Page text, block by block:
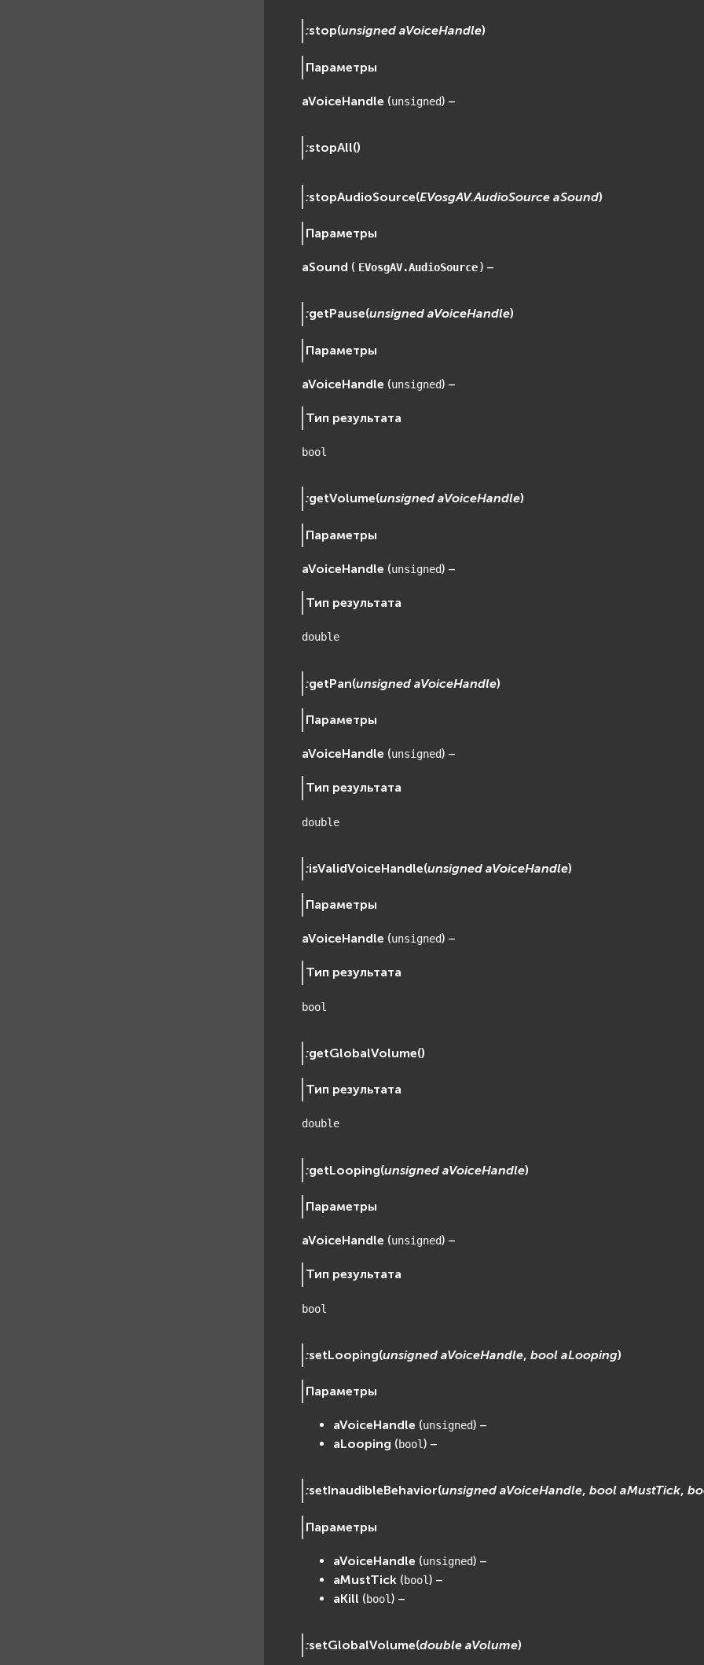
:stop(unsigned aVoiceHandle)
Параметры
aVoiceHandle (unsigned) –
:stopAll()
:stopAudioSource(EVosgAV.AudioSource aSound)
Параметры
aSound ( EVosgAV.AudioSource ) –
:getPause(unsigned aVoiceHandle)
Параметры
aVoiceHandle (unsigned) –
Тип результата
bool
:getVolume(unsigned aVoiceHandle)
Параметры
aVoiceHandle (unsigned) –
Тип результата
double
:getPan(unsigned aVoiceHandle)
Параметры
aVoiceHandle (unsigned) –
Тип результата
double
:isValidVoiceHandle(unsigned aVoiceHandle)
Параметры
aVoiceHandle (unsigned) –
Тип результата
bool
:getGlobalVolume()
Тип результата
double
:getLooping(unsigned aVoiceHandle)
Параметры
aVoiceHandle (unsigned) –
Тип результата
bool
:setLooping(unsigned aVoiceHandle,bool aLooping)
Параметры
aVoiceHandle (unsigned) –
aLooping (bool) –
:setInaudibleBehavior(unsigned aVoiceHandle,bool aMustTick,
Параметры
aVoiceHandle (unsigned) –
aMustTick (bool) –
aKill (bool) –
:setGlobalVolume(double aVolume)